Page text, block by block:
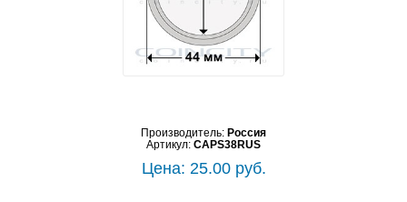
Производитель: Россия
Артикул: CAPS38RUS
Цена: 25.00 руб.